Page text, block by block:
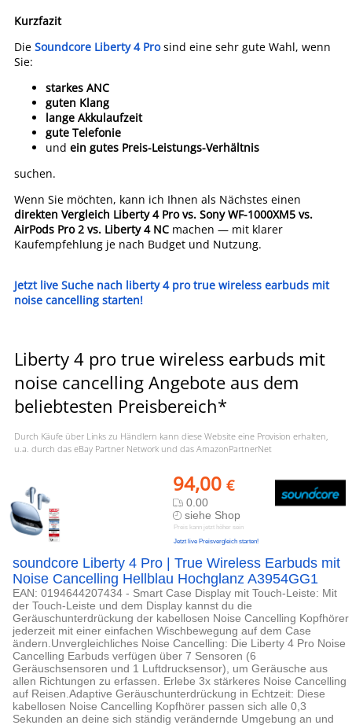
Kurzfazit
Die Soundcore Liberty 4 Prosind eine sehr gute Wahl, wenn
Sie:
starkes ANC
guten Klang
lange Akkulaufzeit
gute Telefonie
und ein gutes Preis-Leistungs-Verhältnis
suchen.
Wenn Sie möchten, kann ich Ihnen als Nächstes einen
direkten Vergleich Liberty 4 Pro vs. Sony WF-1000XM5 vs.
AirPods Pro 2 vs. Liberty 4 NC machen — mit klarer
Kaufempfehlung je nach Budget und Nutzung.
Jetzt live Suche nach liberty 4 pro true wireless earbuds mit
noise cancelling starten!
Liberty 4 pro true wireless earbuds mit
noise cancelling Angebote aus dem
beliebtesten Preisbereich*
Durch Käufe über Links zu Händlern kann diese Website eine Provision erhalten,
u.a. durch das eBay Partner Network und das AmazonPartnerNet
94,00 €
0.00
siehe Shop
Preis kann jetzt höher sein
Jetzt live Preisvergleich starten!
soundcore Liberty 4 Pro | True Wireless Earbuds mit
Noise Cancelling Hellblau Hochglanz A3954GG1
EAN: 0194644207434 - Smart Case Display mit Touch-Leiste: Mit
der Touch-Leiste und dem Display kannst du die
Geräuschunterdrückung der kabellosen Noise Cancelling Kopfhörer
jederzeit mit einer einfachen Wischbewegung auf dem Case
ändern.Unvergleichliches Noise Cancelling: Die Liberty 4 Pro Noise
Cancelling Earbuds verfügen über 7 Sensoren (6
Geräuschsensoren und 1 Luftdrucksensor), um Geräusche aus
allen Richtungen zu erfassen. Erlebe 3x stärkeres Noise Cancelling
auf Reisen.Adaptive Geräuschunterdrückung in Echtzeit: Diese
kabellosen Noise Cancelling Kopfhörer passen sich alle 0,3
Sekunden an deine sich ständig verändernde Umgebung an und